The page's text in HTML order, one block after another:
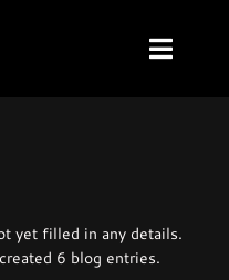
yet filled in any details.
6 blog entries.